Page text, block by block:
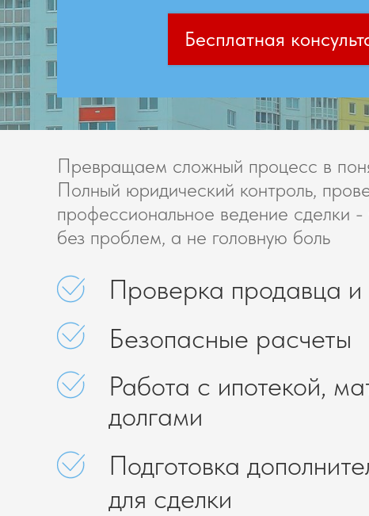
Бесплатная
Превращаем сложный процесс в
Полный юридический контроль,
профессиональное ведение сделки
без проблем, а не головную боль
Проверка продавца
Безопасные расчеты
Работа с ипотекой,
долгами
Подготовка
для сделки